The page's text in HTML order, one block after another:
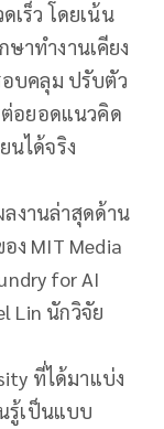
เร็ว โดยเน้น
าทำงานเคียง
บคลุม ปรับตัว
ต่อยอดแนวคิด
นได้จริง
งานล่าสุดด้าน
ง MIT Media
for AI
Lin นักวิจัย
ที่ได้มาแบ่ง
รู้เป็นแบบ